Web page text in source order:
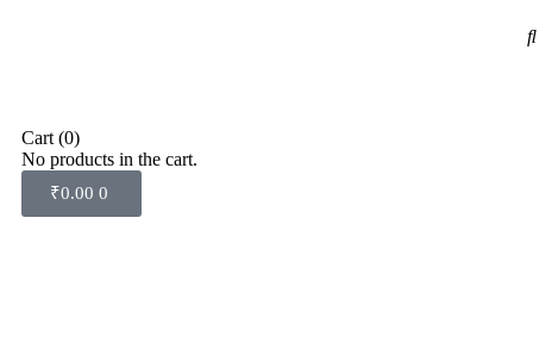
Cart (0)
No products in the cart.
₹0.00 0